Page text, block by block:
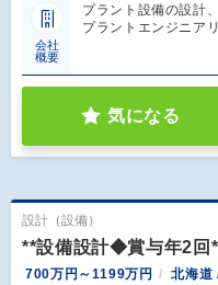
会社
概要
プラント設備の設計
プラントエンジニア
気になる
設計（設備）
**設備設計◆賞与年2回
700万円～1199万円
北海道